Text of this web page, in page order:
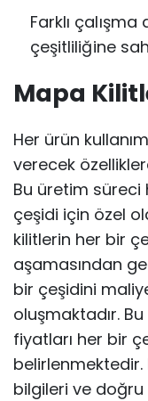
Farklı
çeşitliliğine
Mapa
Her ürün
verecek
Bu üretim
çeşidi için özel
kilitlerin her bir
aşamasından
bir çeşidini
oluşmaktadır.
fiyatları her bir
bilgileri ve